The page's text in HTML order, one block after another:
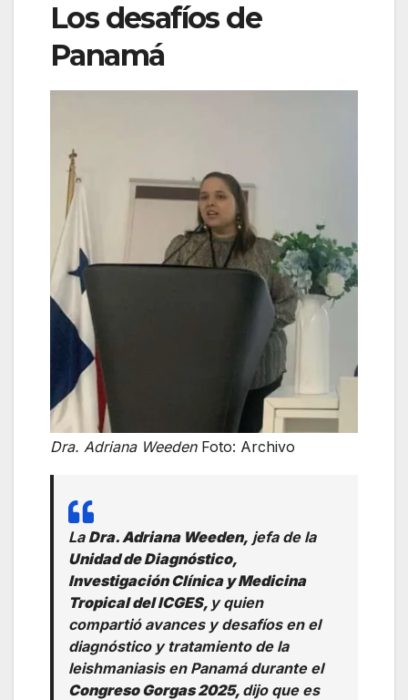
Los desafíos de
Panamá
Dra. Adriana Weeden Foto: Archivo
La Dra. Adriana Weeden, jefa de la
Unidad de Diagnóstico,
Investigación Clínica y Medicina
Tropical del ICGES, y quien
compartió avances y desafíos en el
diagnóstico y tratamiento de la
leishmaniasis en Panamá durante el
Congreso Gorgas 2025, dijo que es